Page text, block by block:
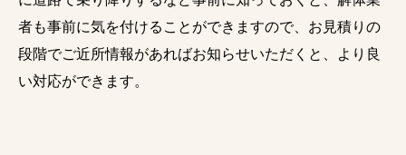
者も事前に気を付けることができますので、お見積りの
段階でご近所情報があればお知らせいただくと、より良
い対応ができます。